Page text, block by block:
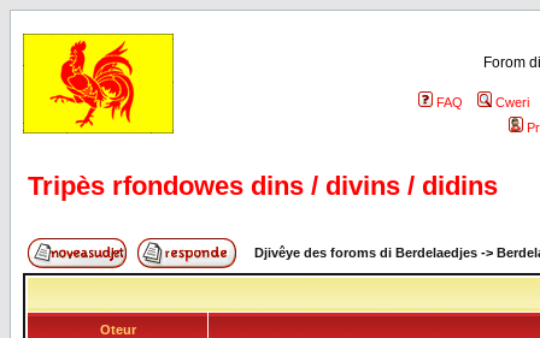
Forom
FAQ
Cweri
Tripès rfondowes dins / divins / didins
Djivêye des foroms di Berdelaedjes ->
Oteur